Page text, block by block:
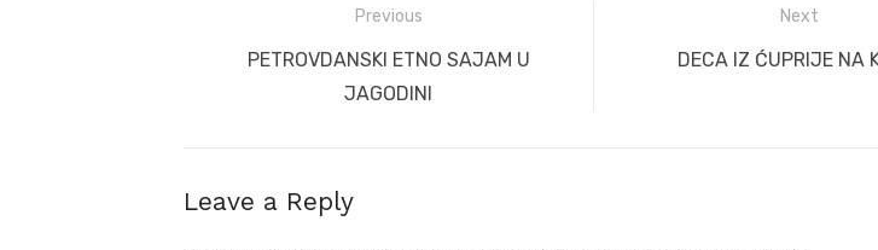
navigation
Previous
Previous
PETROVDANSKI ETNO SAJAM U
JAGODINI
Next
Next
DECA IZ ĆUPRIJE NA
Leave a Reply